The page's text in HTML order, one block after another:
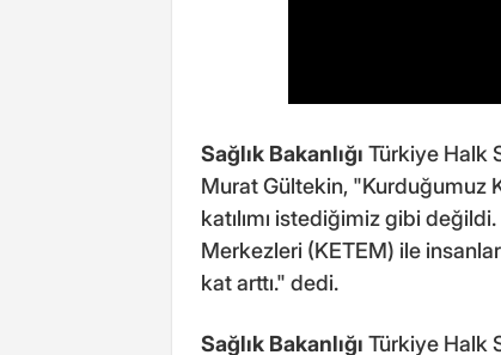
Sağlık Bakanlığı Türkiye Halk
Murat Gültekin, "Kurduğumuz
katılımı istediğimiz gibi
Merkezleri (KETEM) ile
kat arttı." dedi.
Sağlık Bakanlığı Türkiye Halk